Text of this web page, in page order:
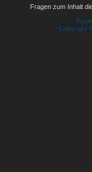
Fragen zum Inhalt
Copyright